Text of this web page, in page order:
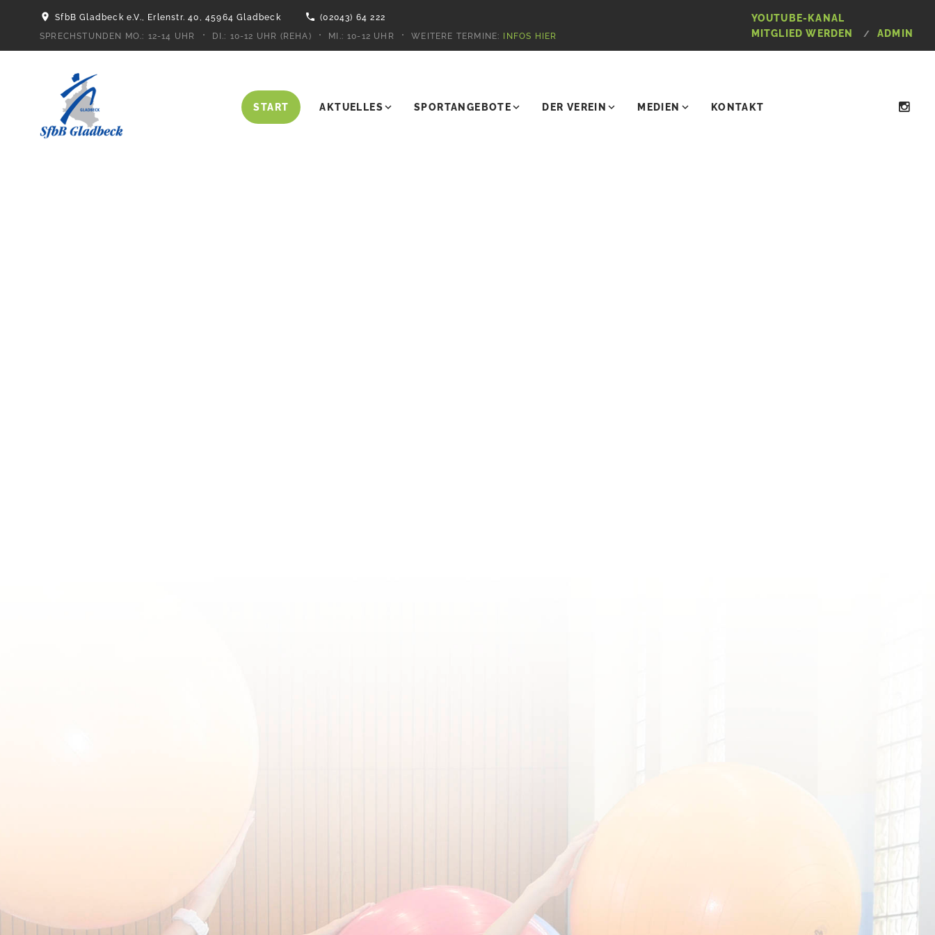
SfbB Gladbeck e.V., Erlenstr. 40, 45964 Gladbeck
(02043) 64 222
SPRECHSTUNDEN MO.: 12-14 UHR DI.: 10-12 UHR (REHA) MI.: 10-12 UHR WEITERE TERMINE: INFOS HIER
YOUTUBE-KANAL
MITGLIED WERDEN
ADMIN
START AKTUELLES SPORTANGEBOTE DER VEREIN MEDIEN KONTAKT